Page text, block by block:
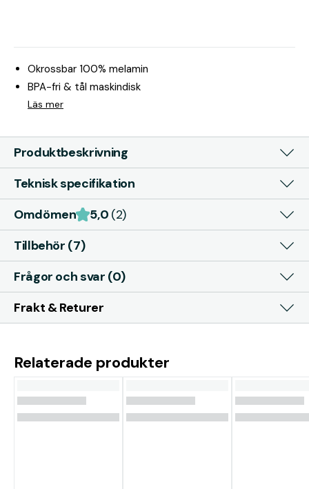
Okrossbar 100% melamin
BPA-fri & tål maskindisk
Läs mer
Produktbeskrivning
Teknisk specifikation
Omdömen
5,0 (2)
Tillbehör (7)
Frågor och svar (0)
Frakt & Returer
Relaterade produkter